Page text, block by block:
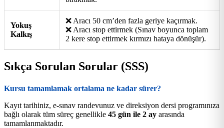
Yokuş
Kalkış
❌ Aracı 50 cm’den fazla geriye kaçırmak.
❌ Aracı stop ettirmek (Sınav boyunca toplam
2 kere stop ettirmek kırmızı hataya dönüşür).
Sıkça Sorulan Sorular (SSS)
Kursu tamamlamak ortalama ne kadar sürer?
Kayıt tarihiniz, e-sınav randevunuz ve direksiyon dersi programınıza
bağlı olarak tüm süreç genellikle 45 gün ile 2 ay arasında
tamamlanmaktadır.